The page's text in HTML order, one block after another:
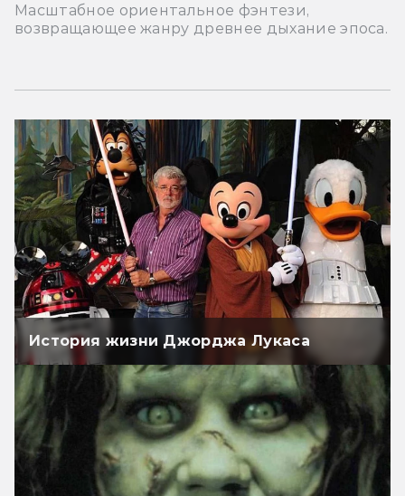
Масштабное ориентальное фэнтези,
возвращающее жанру древнее дыхание эпоса.
История жизни Джорджа Лукаса